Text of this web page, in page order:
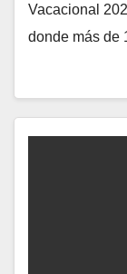
Vacacional
donde más de